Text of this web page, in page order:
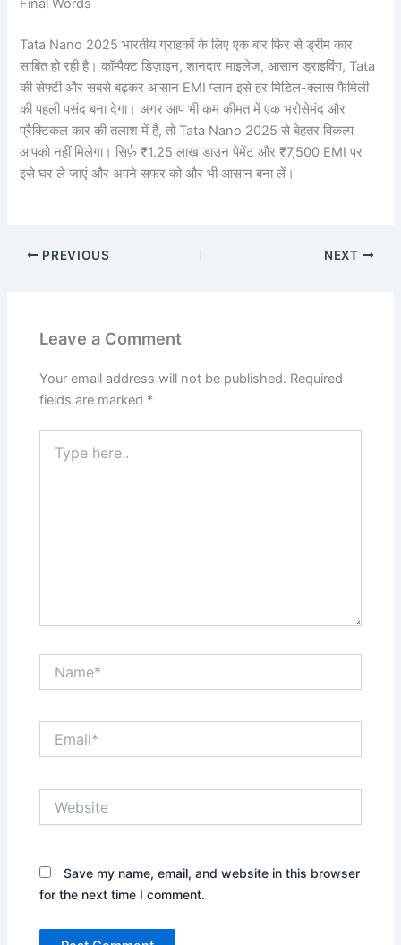
Final Words
Tata Nano 2025 भारतीय ग्राहकों के लिए एक बार फिर से ड्रीम कार
साबित हो रही है। कॉम्पैक्ट डिज़ाइन, शानदार माइलेज, आसान ड्राइविंग, Tata
की सेफ्टी और सबसे बढ़कर आसान EMI प्लान इसे हर मिडिल-क्लास फैमिली
की पहली पसंद बना देगा। अगर आप भी कम कीमत में एक भरोसेमंद और
प्रैक्टिकल कार की तलाश में हैं, तो Tata Nano 2025 से बेहतर विकल्प
आपको नहीं मिलेगा। सिर्फ़ ₹1.25 लाख डाउन पेमेंट और ₹7,500 EMI पर
इसे घर ले जाएं और अपने सफर को और भी आसान बना लें।
PREVIOUS NEXT
Leave a Comment
Your email address will not be published. Required
fields are marked *
here..
Save my name, email, and website in this browser
for the next time I comment.